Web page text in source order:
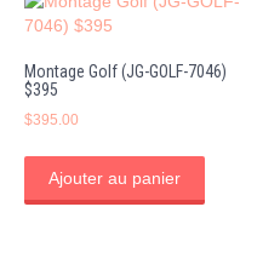
Montage Golf (JG-GOLF-7046)
$395
$395.00
Ajouter au panier